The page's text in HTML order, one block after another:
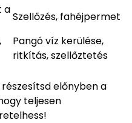
a
Szellőzés, fahéjpermet
Pangó víz kerülése,
ritkítás, szellőztetés
előnyben a
teljesen